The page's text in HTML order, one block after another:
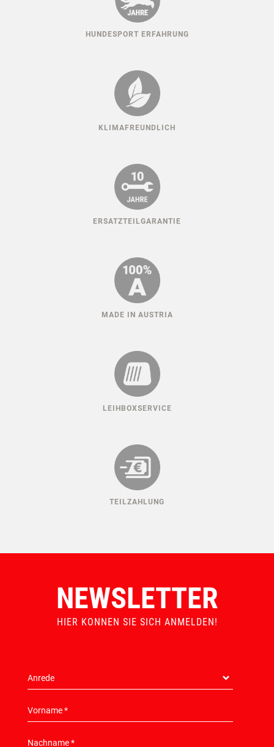
HUNDESPORT ERFAHRUNG
KLIMAFREUNDLICH
ERSATZTEILGARANTIE
MADE IN AUSTRIA
LEIHBOXSERVICE
TEILZAHLUNG
NEWSLETTER
HIER KONNEN SIE SICH ANMELDEN!